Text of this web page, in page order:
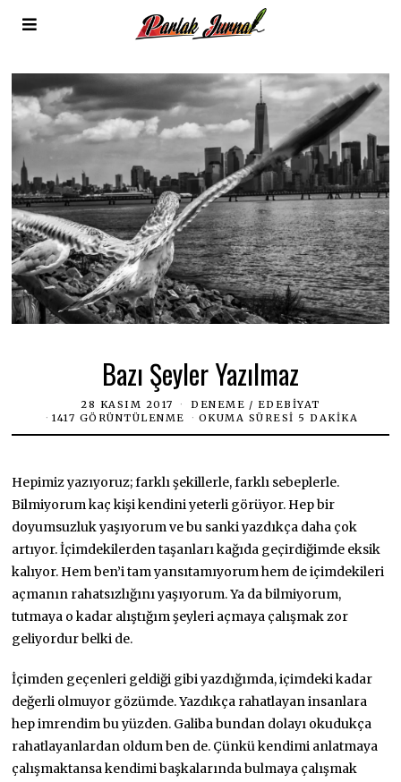
Bazı Şeyler Yazılmaz
28 KASIM 2017 DENEME / EDEBIYAT
1417 GÖRÜNTÜLENME
OKUMA SÜRESI 5 DAKIKA
Hepimiz yazıyoruz; farklı şekillerle, farklı sebeplerle.
Bilmiyorum kaç kişi kendini yeterli görüyor. Hep bir
doyumsuzluk yaşıyorum ve bu sanki yazdıkça daha çok
artıyor. İçimdekilerden taşanları kağıda geçirdiğimde eksik
kalıyor. Hem ben’i tam yansıtamıyorum hem de içimdekileri
açmanın rahatsızlığını yaşıyorum. Ya da bilmiyorum,
tutmaya o kadar alıştığım şeyleri açmaya çalışmak zor
geliyordur belki de.
İçimden geçenleri geldiği gibi yazdığımda, içimdeki kadar
değerli olmuyor gözümde. Yazdıkça rahatlayan insanlara
hep imrendim bu yüzden. Galiba bundan dolayı okudukça
rahatlayanlardan oldum ben de. Çünkü kendimi anlatmaya
çalışmaktansa kendimi başkalarında bulmaya çalışmak